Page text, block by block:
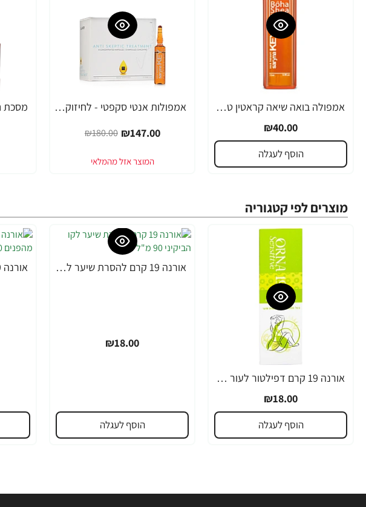
אמפולה בואה שיאה קראטין טבעי סרינה קיי 12 מ"ל - מבית Saryna Key
₪40.00
הוסף לעגלה
-18%
אמפולות אנטי סקפטי - לחיזוק שורשי השיער סרינה קיי נגד נשירה Unique Pro - מבית Saryna Key
₪147.00
₪180.00
-18%
מוצרים לפי קטגוריה
אורנה 19 קרם דפילטור לעור רגיש 80 גרם
₪18.00
הוסף לעגלה
אורנה 19 קרם להסרת שיער לקו הביקיני 90 מ"ל
₪18.00
הוסף לעגלה